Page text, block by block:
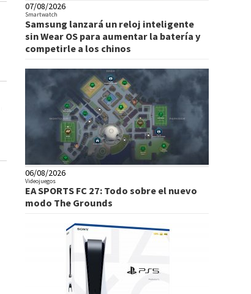
07/08/2026
Smartwatch
Samsung lanzará un reloj inteligente
sin Wear OS para aumentar la batería y
competirle a los chinos
06/08/2026
Videojuegos
EA SPORTS FC 27: Todo sobre el nuevo
modo The Grounds